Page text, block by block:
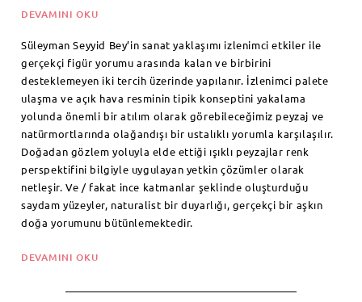
DEVAMINI OKU
Süleyman Seyyid Bey’in sanat yaklaşımı izlenimci etkiler ile
gerçekçi figür yorumu arasında kalan ve birbirini
desteklemeyen iki tercih üzerinde yapılanır. İzlenimci palete
ulaşma ve açık hava resminin tipik konseptini yakalama
yolunda önemli bir atılım olarak görebileceğimiz peyzaj ve
natürmortlarında olağandışı bir ustalıklı yorumla karşılaşılır.
Doğadan gözlem yoluyla elde ettiği ışıklı peyzajlar renk
perspektifini bilgiyle uygulayan yetkin çözümler olarak
netleşir. Ve / fakat ince katmanlar şeklinde oluşturduğu
saydam yüzeyler, naturalist bir duyarlığı, gerçekçi bir aşkın
doğa yorumunu bütünlemektedir.
DEVAMINI OKU